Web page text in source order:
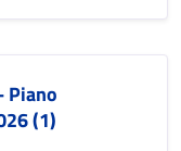
Piano
(1)